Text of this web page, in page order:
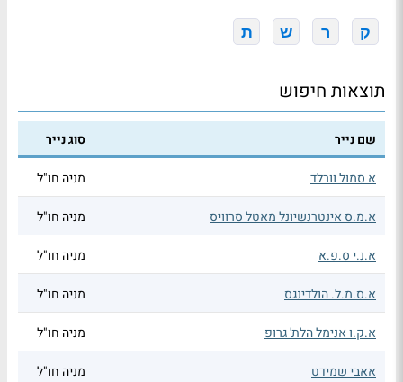
ק ר ש ת
תוצאות חיפוש
שם נייר סוג נייר
א סמול וורלד מניה חו"ל
א.מ.ס אינטרנשיונל מאטל סרוויס מניה חו"ל
א.נ.י ס.פ.א מניה חו"ל
א.ס.מ.ל. הולדינגס מניה חו"ל
א.ק.ו אנימל הלת' גרופ מניה חו"ל
אאבי שמידט מניה חו"ל